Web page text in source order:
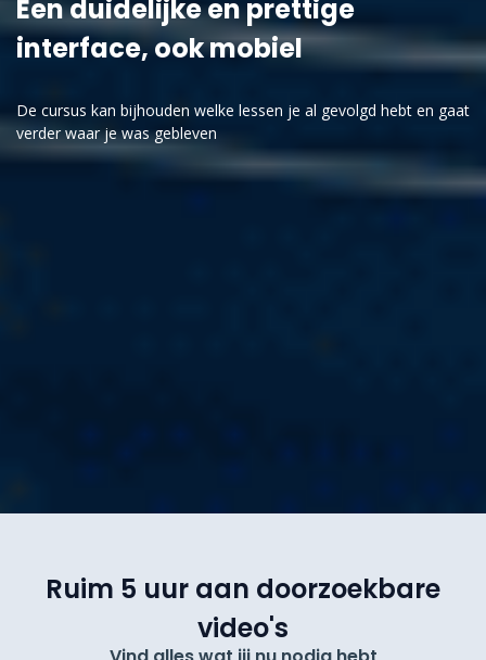
Een duidelijke en prettige
interface, ook mobiel
De cursus kan bijhouden welke lessen je al gevolgd hebt en gaat
verder waar je was gebleven
Ruim 5 uur aan doorzoekbare
video's